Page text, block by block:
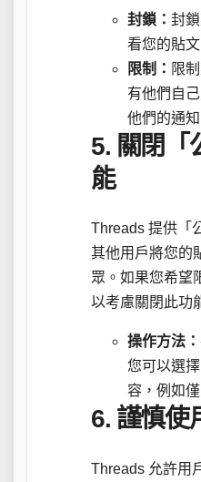
封鎖： 封
看您的貼
限制： 限
有他們自
他們的通知
5. 關閉「
能
Threads 提供「
其他用戶將您的
眾。如果您希望
以考慮關閉此功
操作方法：
您可以選
容，例如
6. 謹慎使
Threads 允許用